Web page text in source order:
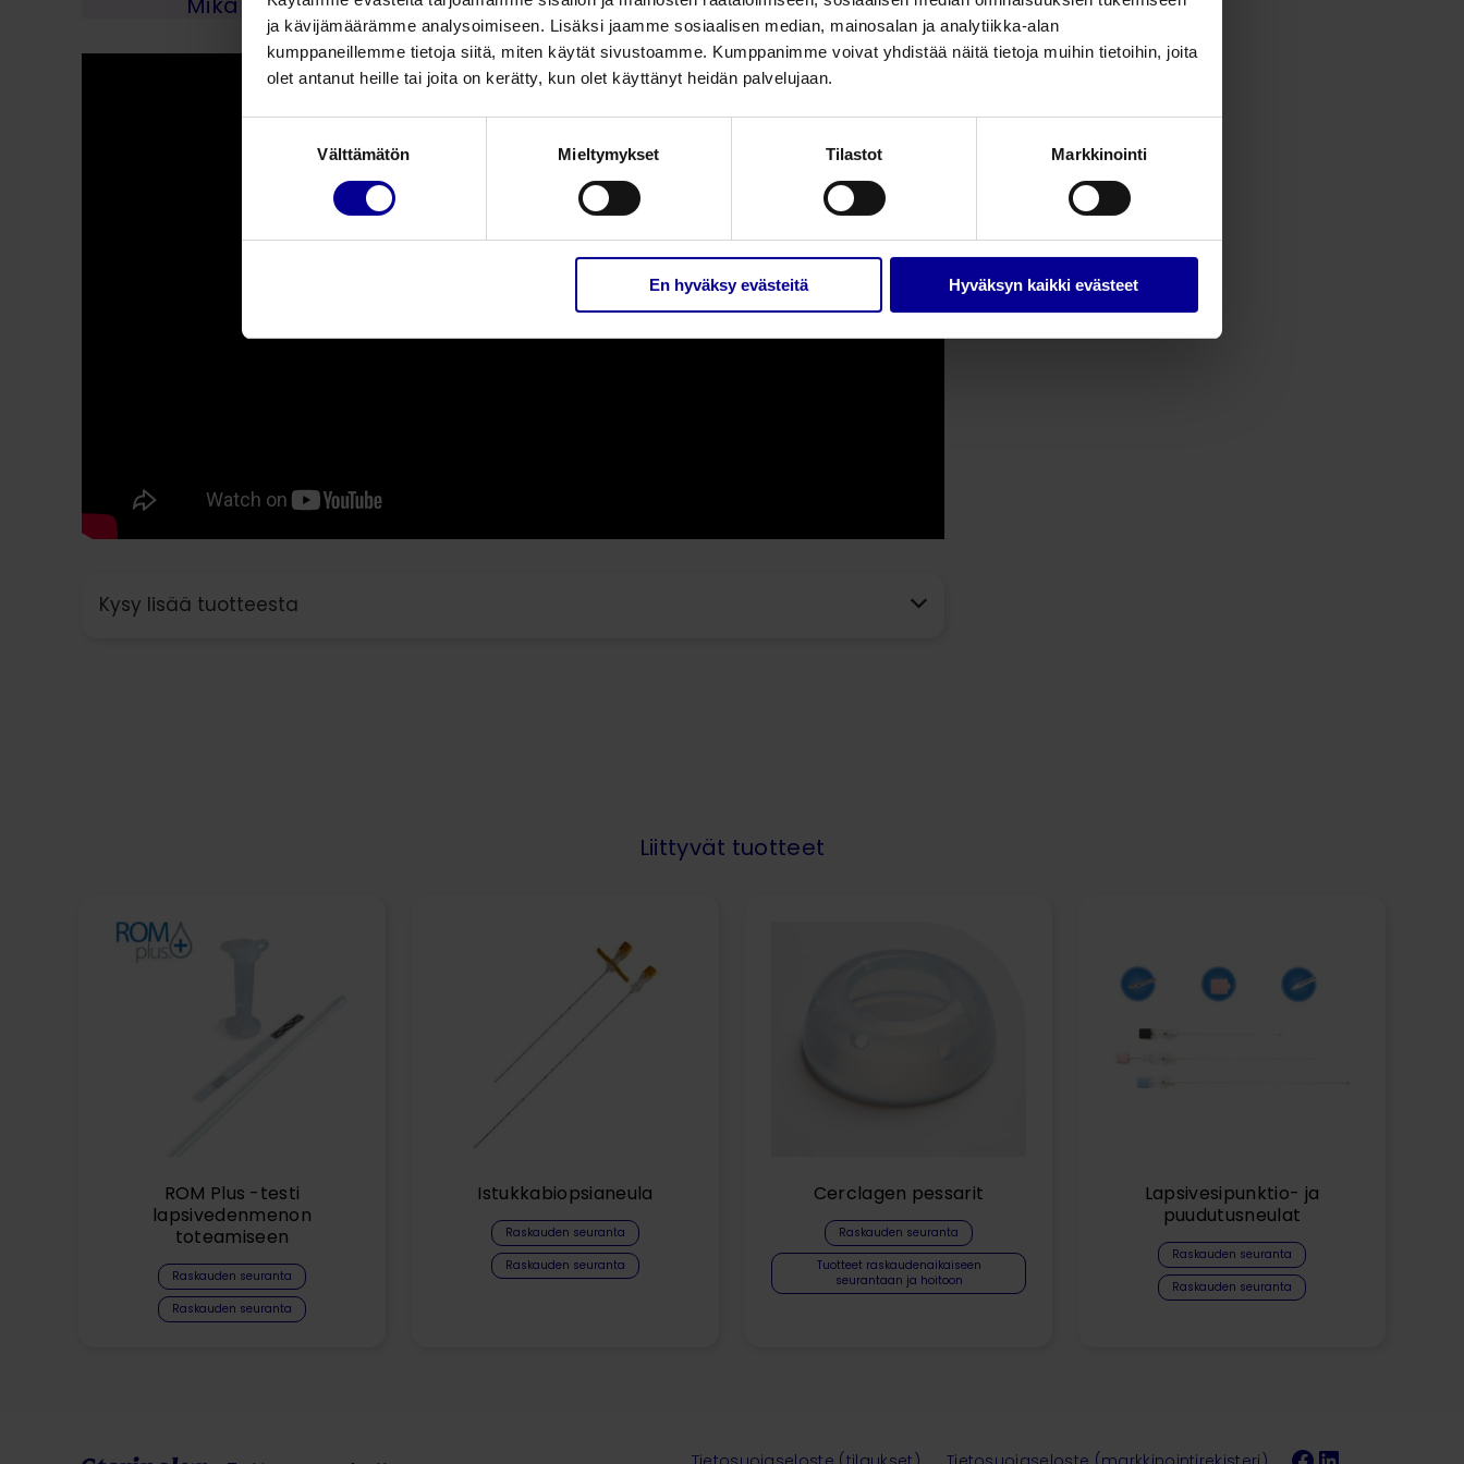
ja kävijämäärämme analysoimiseen. Lisäksi jaamme sosiaalisen median, mainosalan ja analytiikka-alan
kumppaneillemme tietoja siitä, miten käytät sivustoamme. Kumppanimme voivat yhdistää näitä tietoja muihin tietoihin, joita
olet antanut heille tai joita on kerätty, kun olet käyttänyt heidän palvelujaan.
Välttämätön Mieltymykset Tilastot Markkinointi
En hyväksy evästeitä Hyväksyn kaikki evästeet
Kysy lisää tuotteesta
Liittyvät tuotteet
ROM Plus -testi
lapsivedenmenon
toteamiseen
Raskauden seuranta
Raskauden seuranta
Istukkabiopsianeula
Raskauden seuranta
Raskauden seuranta
Cerclagen pessarit
Raskauden seuranta
Tuotteet raskaudenaikaiseen
seurantaan ja hoitoon
Lapsivesipunktio- ja
puudutusneulat
Raskauden seuranta
Raskauden seuranta